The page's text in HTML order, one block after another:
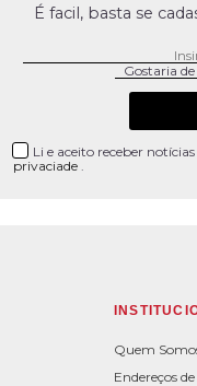
É facil, basta se
Li e aceito receber
privaciade
Quem
Endereços